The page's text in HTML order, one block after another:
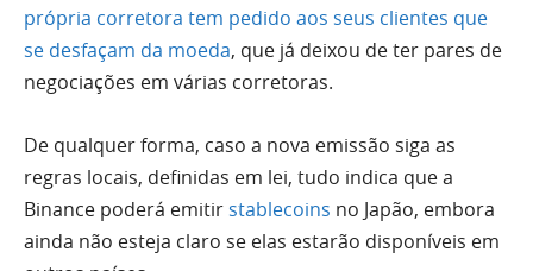
própria corretora tem pedido aos seus clientes que
se desfaçam da moeda, que já deixou de ter pares de
negociações em várias corretoras.
De qualquer forma, caso a nova emissão siga as
regras locais, definidas em lei, tudo indica que a
Binance poderá emitir stablecoins no Japão, embora
ainda não esteja claro se elas estarão disponíveis em